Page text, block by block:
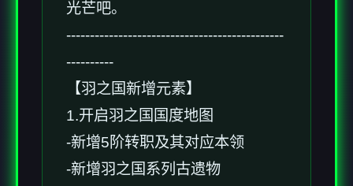
光芒吧。
----------------------------------------------
----------
【羽之国新增元素】
1.开启羽之国国度地图
-新增5阶转职及其对应本领
-新增羽之国系列古遗物